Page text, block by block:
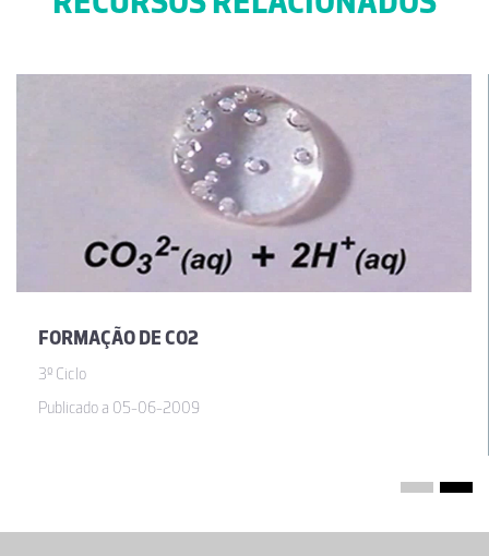
FORMAÇÃO DE CO2
3º Ciclo
Publicado a 05-06-2009